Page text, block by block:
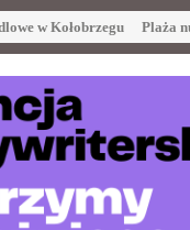
w Kołobrzegu Plaża